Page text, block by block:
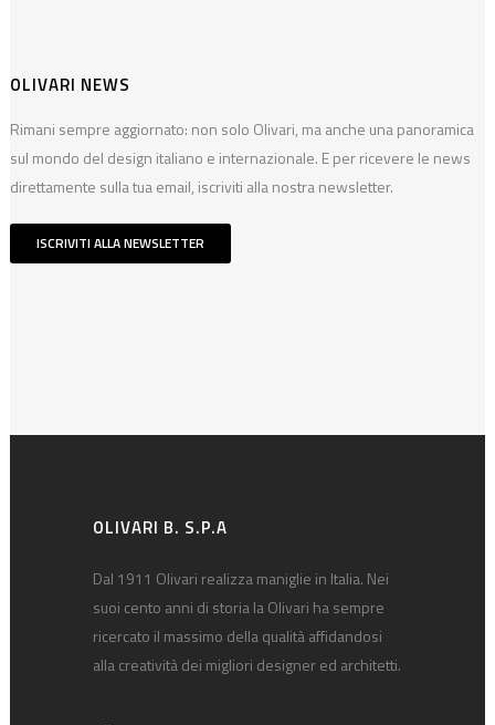
OLIVARI NEWS
Rimani sempre aggiornato: non solo Olivari, ma anche una panoramica
sul mondo del design italiano e internazionale. E per ricevere le news
direttamente sulla tua email, iscriviti alla nostra newsletter.
ISCRIVITI ALLA NEWSLETTER
OLIVARI B. S.P.A
Dal 1911 Olivari realizza maniglie in Italia. Nei
suoi cento anni di storia la Olivari ha sempre
ricercato il massimo della qualità affidandosi
alla creatività dei migliori designer ed architetti.